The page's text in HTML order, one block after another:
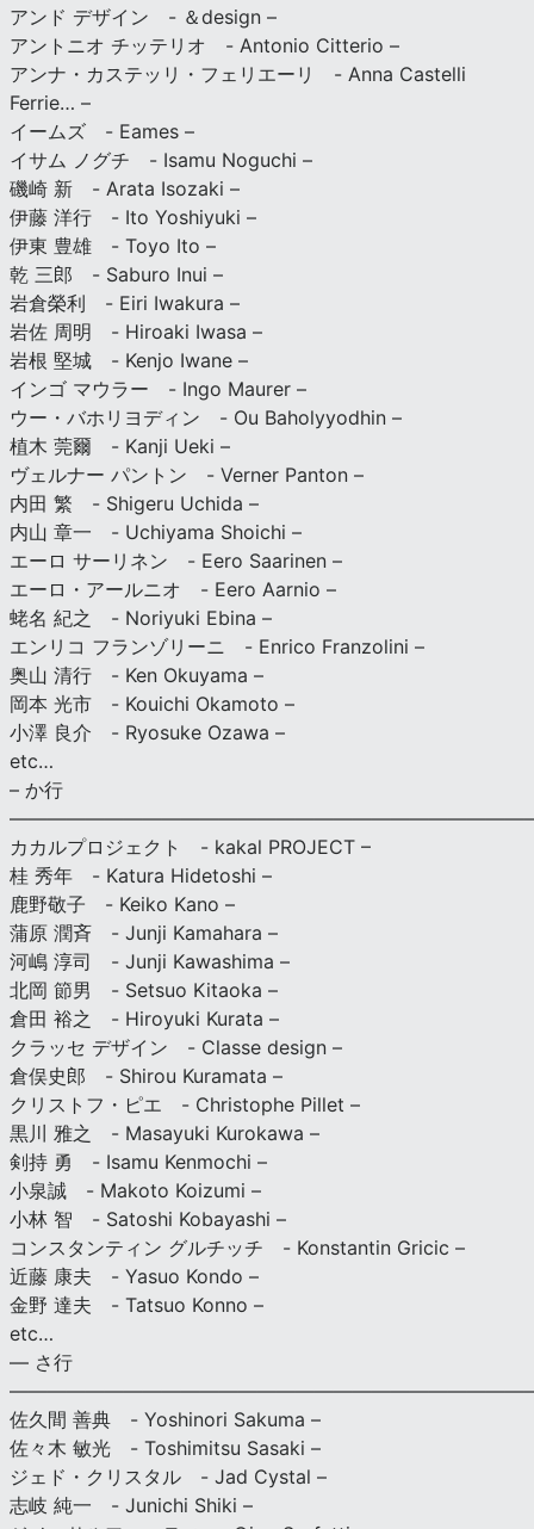
アンド デザイン - ＆design –
アントニオ チッテリオ - Antonio Citterio –
アンナ・カステッリ・フェリエーリ - Anna Castelli
Ferrie… –
イームズ - Eames –
イサム ノグチ - Isamu Noguchi –
磯崎 新 - Arata Isozaki –
伊藤 洋行 - Ito Yoshiyuki –
伊東 豊雄 - Toyo Ito –
乾 三郎 - Saburo Inui –
岩倉榮利 - Eiri Iwakura –
岩佐 周明 - Hiroaki Iwasa –
岩根 堅城 - Kenjo Iwane –
インゴ マウラー - Ingo Maurer –
ウー・バホリヨディン - Ou Baholyyodhin –
植木 莞爾 - Kanji Ueki –
ヴェルナー パントン - Verner Panton –
内田 繁 - Shigeru Uchida –
内山 章一 - Uchiyama Shoichi –
エーロ サーリネン - Eero Saarinen –
エーロ・アールニオ - Eero Aarnio –
蛯名 紀之 - Noriyuki Ebina –
エンリコ フランゾリーニ - Enrico Franzolini –
奥山 清行 - Ken Okuyama –
岡本 光市 - Kouichi Okamoto –
小澤 良介 - Ryosuke Ozawa –
etc…
– か行
カカルプロジェクト - kakal PROJECT –
桂 秀年 - Katura Hidetoshi –
鹿野敬子 - Keiko Kano –
蒲原 潤斉 - Junji Kamahara –
河嶋 淳司 - Junji Kawashima –
北岡 節男 - Setsuo Kitaoka –
倉田 裕之 - Hiroyuki Kurata –
クラッセ デザイン - Classe design –
倉俣史郎 - Shirou Kuramata –
クリストフ・ピエ - Christophe Pillet –
黒川 雅之 - Masayuki Kurokawa –
剣持 勇 - Isamu Kenmochi –
小泉誠 - Makoto Koizumi –
小林 智 - Satoshi Kobayashi –
コンスタンティン グルチッチ - Konstantin Gricic –
近藤 康夫 - Yasuo Kondo –
金野 達夫 - Tatsuo Konno –
etc…
— さ行
佐久間 善典 - Yoshinori Sakuma –
佐々木 敏光 - Toshimitsu Sasaki –
ジェド・クリスタル - Jad Cystal –
志岐 純一 - Junichi Shiki –